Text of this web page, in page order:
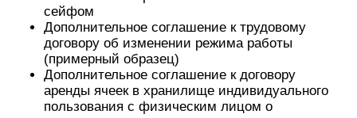
сейфом
Дополнительное соглашение к трудовому
договору об изменении режима работы
(примерный образец)
Дополнительное соглашение к договору
аренды ячеек в хранилище индивидуального
пользования с физическим лицом о